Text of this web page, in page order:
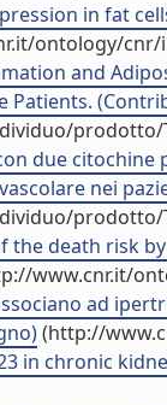
in fat
ontology/
and
Patients.
prodotto/
due
nei
prodotto/
death risk
www.cnr.it/
ad
(http://
in chronic